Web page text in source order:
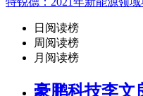
日阅读榜
周阅读榜
月阅读榜
豪鹏科技李文